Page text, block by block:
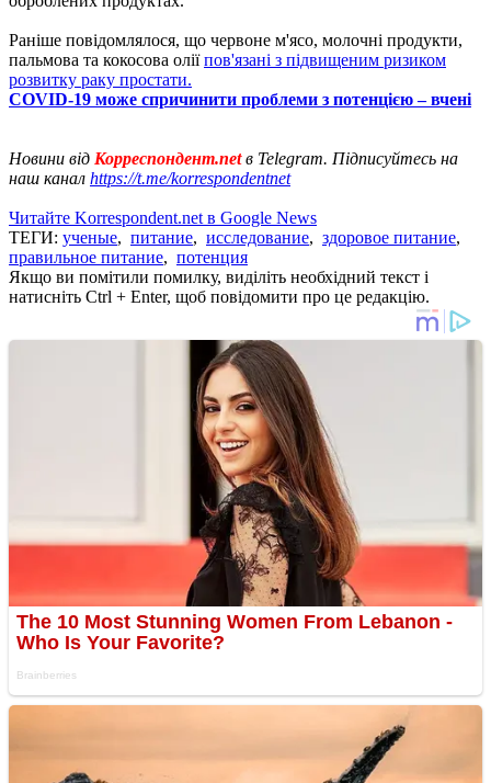
Раніше повідомлялося, що червоне м'ясо, молочні продукти,
пальмова та кокосова оліїпов'язані з підвищеним ризиком
розвитку раку простати.
COVID-19 може спричинити проблеми з потенцією – вчені
Новини від Корреспондент.netв Telegram. Підписуйтесь на
наш канал https://t.me/korrespondentnet
Читайте Korrespondent.net в Google News
ТЕГИ: ученые, питание, исследование, здоровое питание,
правильное питание, потенция
Якщо ви помітили помилку, виділіть необхідний текст і
натисніть Ctrl + Enter, щоб повідомити про це редакцію.